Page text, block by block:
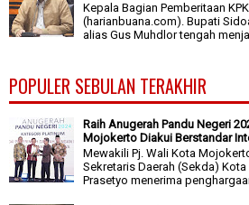
Kepala Bagian Pemberitaan
(harianbuana.com). Bupati
alias Gus Muhdlor tengah
POPULER SEBULAN TERAKHIR
Raih Anugerah Pandu Negeri
Mojokerto Diakui Berstandar
Mewakili Pj. Wali Kota
Sekretaris Daerah (Sekda)
Prasetyo menerima